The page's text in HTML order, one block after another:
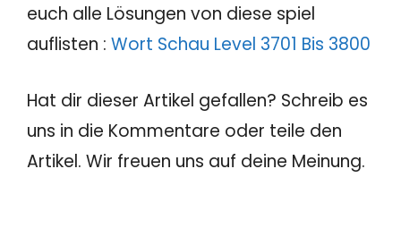
euch alle Lösungen von diese spiel
auflisten : Wort Schau Level 3701 Bis 3800
Hat dir dieser Artikel gefallen? Schreib es
uns in die Kommentare oder teile den
Artikel. Wir freuen uns auf deine Meinung.